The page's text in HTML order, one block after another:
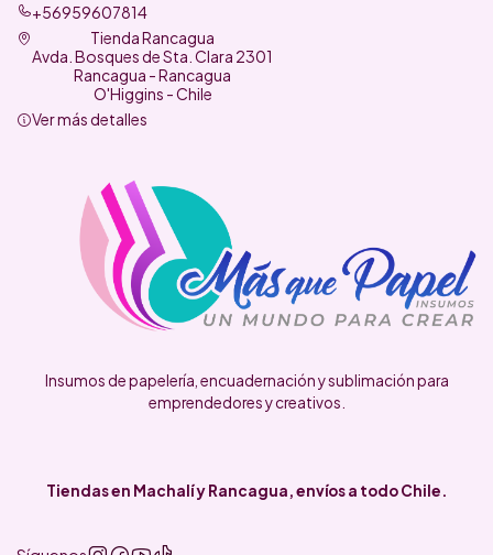
+56959607814
Tienda Rancagua
Avda. Bosques de Sta. Clara 2301
Rancagua - Rancagua
O'Higgins - Chile
Ver más detalles
Insumos de papelería, encuadernación y sublimación para
emprendedores y creativos.
Tiendas en Machalí y Rancagua, envíos a todo Chile.